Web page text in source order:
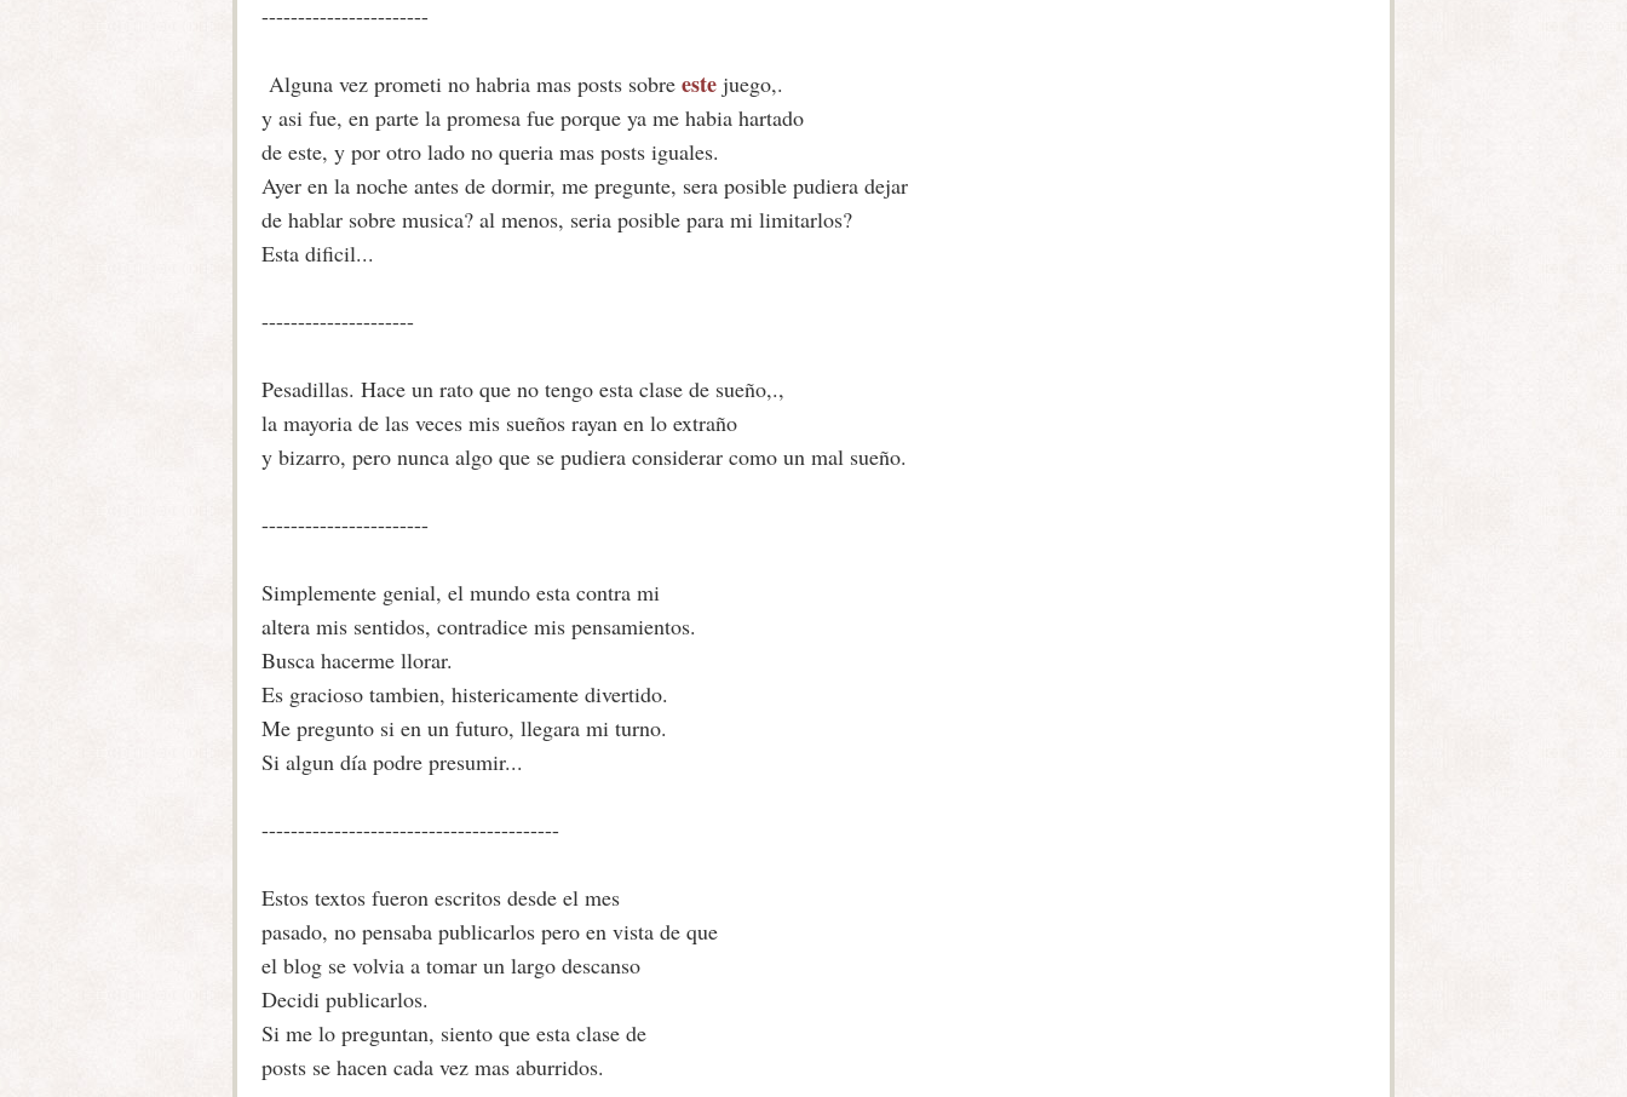
-----------------------
Alguna vez prometi no habria mas posts sobre este juego,.
y asi fue, en parte la promesa fue porque ya me habia hartado
de este, y por otro lado no queria mas posts iguales.
Ayer en la noche antes de dormir, me pregunte, sera posible pudiera dejar
de hablar sobre musica? al menos, seria posible para mi limitarlos?
Esta dificil...
---------------------
Pesadillas. Hace un rato que no tengo esta clase de sueño,.,
la mayoria de las veces mis sueños rayan en lo extraño
y bizarro, pero nunca algo que se pudiera considerar como un mal sueño.
-----------------------
Simplemente genial, el mundo esta contra mi
altera mis sentidos, contradice mis pensamientos.
Busca hacerme llorar.
Es gracioso tambien, histericamente divertido.
Me pregunto si en un futuro, llegara mi turno.
Si algun día podre presumir...
-----------------------------------------
Estos textos fueron escritos desde el mes
pasado, no pensaba publicarlos pero en vista de que
el blog se volvia a tomar un largo descanso
Decidi publicarlos.
Si me lo preguntan, siento que esta clase de
posts se hacen cada vez mas aburridos.